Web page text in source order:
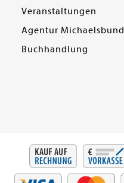
Veranstaltungen
Agentur Michaelsbund
Buchhandlung